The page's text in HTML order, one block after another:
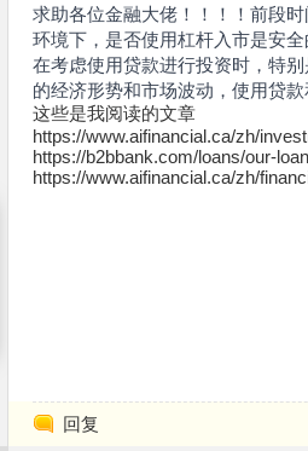
求助各位金融大佬！！！！前段
环境下，是否使用杠杆入市是安
在考虑使用贷款进行投资时，特
的经济形势和市场波动，使用贷
这些是我阅读的文章
https://www.aifinancial.ca/zh/
https://b2bbank.com/loans/our-
https://www.aifinancial.ca/zh/
回复